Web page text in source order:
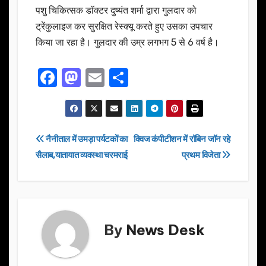
पशु चिकित्सक डॉक्टर दुष्यंत शर्मा द्वारा गुलदार को
ट्रेंकुलाइज कर सुरक्षित रेस्क्यू करते हुए उसका उपचार
किया जा रहा है। गुलदार की उम्र लगभग 5 से 6 वर्ष है।
F
a
c
e
b
k
M
a
st
o
d
E
m
ail
h
ar
e
Post
navigation
क्विज कंपीटीशन में रॉबिन जॉन रहे
प्रथम विजेता
नैनीताल में उमड़ा पर्यटकों का
सैलाब,यातायात व्यवस्था चरमराई
By News Desk